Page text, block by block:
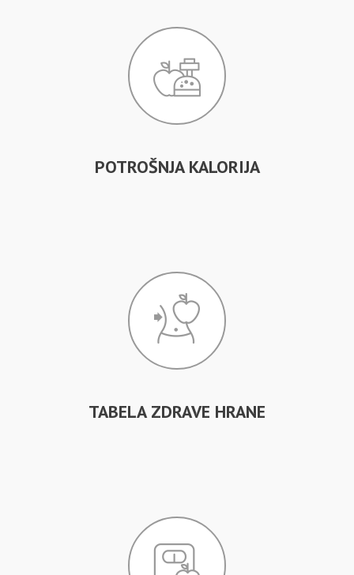
POTROŠNJA KALORIJA
TABELA ZDRAVE HRANE